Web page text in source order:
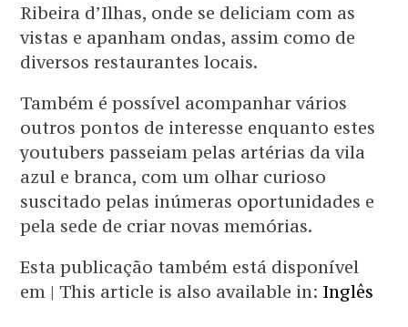
Ribeira d’Ilhas, onde se deliciam com as
vistas e apanham ondas, assim como de
diversos restaurantes locais.
Também é possível acompanhar vários
outros pontos de interesse enquanto estes
youtubers passeiam pelas artérias da vila
azul e branca, com um olhar curioso
suscitado pelas inúmeras oportunidades e
pela sede de criar novas memórias.
Esta publicação também está disponível
em | This article is also available in: Inglês